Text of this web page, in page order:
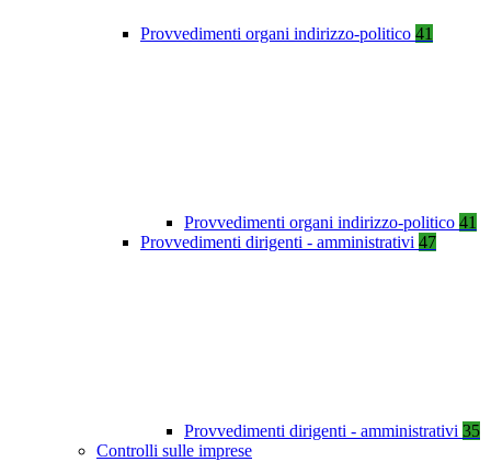
Provvedimenti organi indirizzo-politico 41
Provvedimenti organi indirizzo-politico 41
Provvedimenti dirigenti - amministrativi 47
Provvedimenti dirigenti - amministrativi 35
Controlli sulle imprese